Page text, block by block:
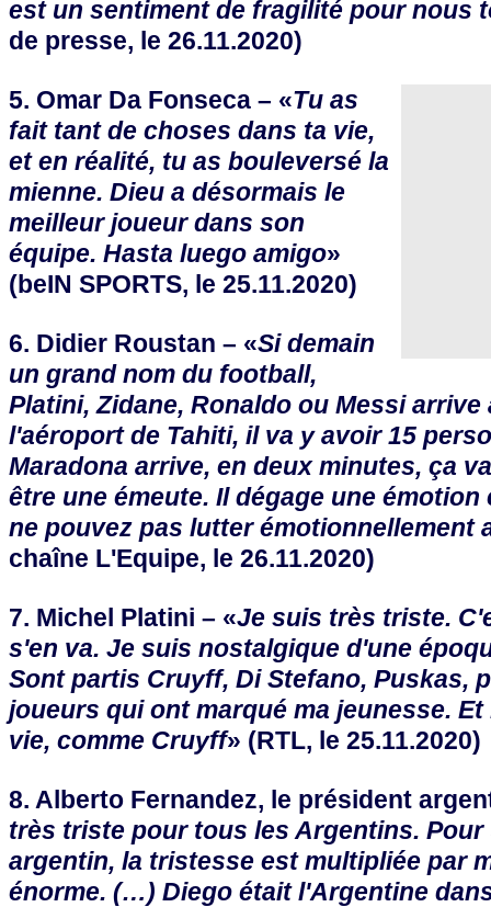
est un sentiment de fragilité pour nous
de presse, le 26.11.2020)
5. Omar Da Fonseca – «Tu as
fait tant de choses dans ta vie,
et en réalité, tu as bouleversé la
mienne. Dieu a désormais le
meilleur joueur dans son
équipe. Hasta luego amigo»
(beIN SPORTS, le 25.11.2020)
6. Didier Roustan – «Si demain
un grand nom du football,
Platini, Zidane, Ronaldo ou Messi arrive
l'aéroport de Tahiti, il va y avoir 15
Maradona arrive, en deux minutes, ça
être une émeute. Il dégage une
ne pouvez pas lutter émotionnellement
chaîne L'Equipe, le 26.11.2020)
7. Michel Platini – «Je suis très triste.
s'en va. Je suis nostalgique d'une
Sont partis Cruyff, Di Stefano, Puskas,
joueurs qui ont marqué ma jeunesse. Et
vie, comme Cruyff» (RTL, le 25.11.2020)
8. Alberto Fernandez, le président
très triste pour tous les Argentins.
argentin, la tristesse est multipliée par
énorme. (…) Diego était l'Argentine